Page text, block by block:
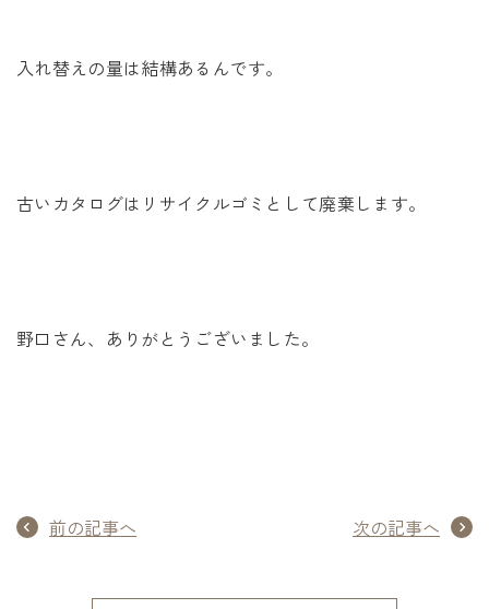
入れ替えの量は結構あるんです。
古いカタログはリサイクルゴミとして廃棄します。
野口さん、ありがとうございました。
前の記事へ 次の記事へ